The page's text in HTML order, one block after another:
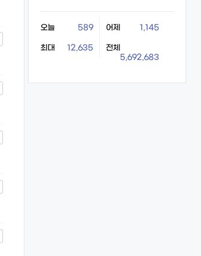
오늘 589 어제 1,145
최대 12,635
전체
5,692,683